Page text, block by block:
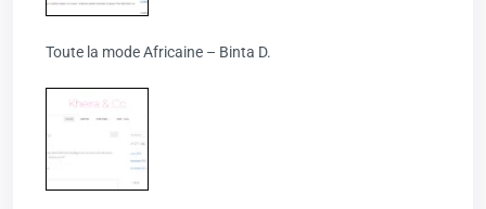
Toute la mode Africaine – Binta D.